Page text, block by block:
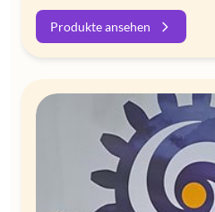
Produkte ansehen